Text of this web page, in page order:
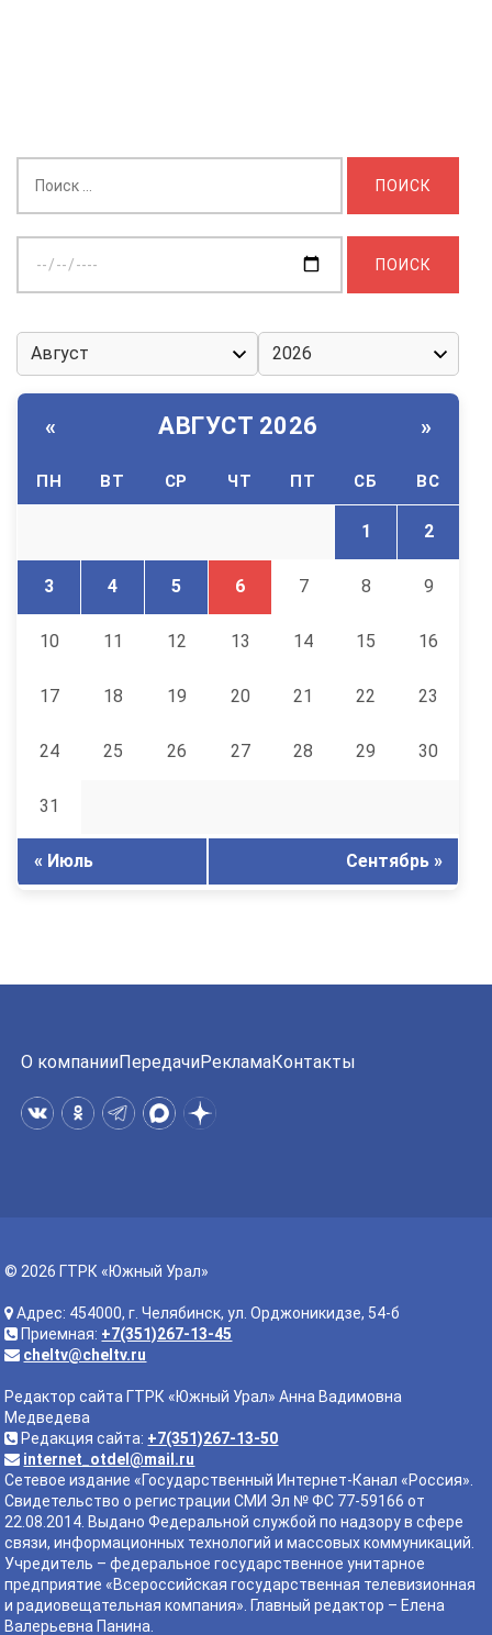
дату:
« АВГУСТ 2026 »
ПН ВТ СР ЧТ ПТ СБ ВС
1 2
3 4 5 6 7 8 9
10 11 12 13 14 15 16
17 18 19 20 21 22 23
24 25 26 27 28 29 30
31
« Июль Сентябрь »
О компанииПередачиРекламаКонтакты
© 2026 ГТРК «Южный Урал»
Адрес: 454000, г. Челябинск, ул. Орджоникидзе, 54-б
Приемная: +7(351)267-13-45
cheltv@cheltv.ru
Редактор сайта ГТРК «Южный Урал» Анна Вадимовна
Медведева
Редакция сайта: +7(351)267-13-50
internet_otdel@mail.ru
Сетевое издание «Государственный Интернет-Канал «Россия».
Свидетельство о регистрации СМИ Эл № ФС 77-59166 от
22.08.2014. Выдано Федеральной службой по надзору в сфере
связи, информационных технологий и массовых коммуникаций.
Учредитель – федеральное государственное унитарное
предприятие «Всероссийская государственная телевизионная
и радиовещательная компания». Главный редактор – Елена
Валерьевна Панина.